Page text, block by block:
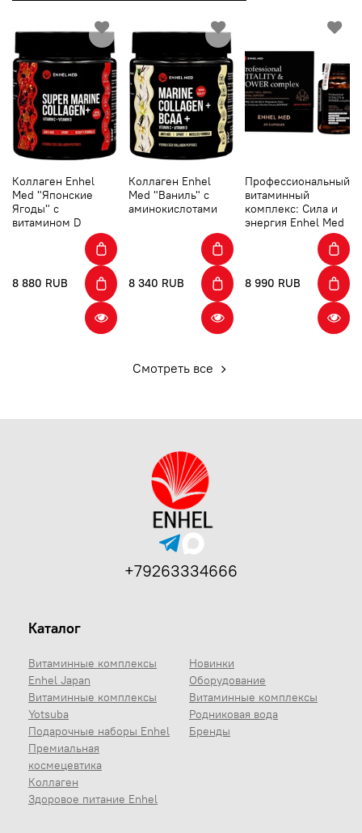
Коллаген Enhel
Med "Японские
Ягоды" с
витамином D
8 880 RUB
Коллаген Enhel
Med "Ваниль" с
аминокислотами
8 340 RUB
Профессиональный
витаминный
комплекс: Сила и
энергия Enhel Med
8 990 RUB
Смотреть все
Каталог
Витаминные комплексы
Enhel Japan
Витаминные комплексы
Yotsuba
Подарочные наборы Enhel
Премиальная
космецевтика
Коллаген
Здоровое питание Enhel
Новинки
Оборудование
Витаминные комплексы
Родниковая вода
Бренды
+79263334666